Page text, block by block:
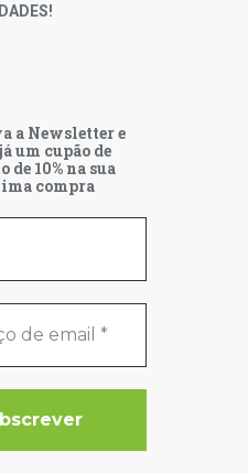
a Newsletter e
um cupão de
de 10% na sua
compra